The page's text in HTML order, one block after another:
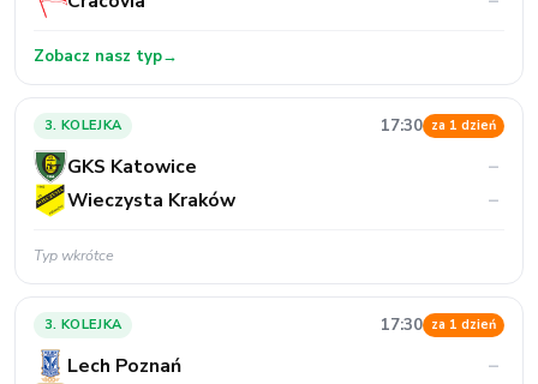
Zobacz nasz typ→
3. KOLEJKA 17:30 za 1 dzień
GKS Katowice
–
Wieczysta Kraków
–
Typ wkrótce
3. KOLEJKA 17:30 za 1 dzień
Lech Poznań
–